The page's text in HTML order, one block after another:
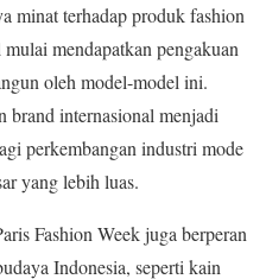
minat terhadap produk fashion
mendapatkan pengakuan
oleh model-model ini.
brand internasional menjadi
perkembangan industri mode
yang lebih luas.
Fashion Week juga berperan
Indonesia, seperti kain